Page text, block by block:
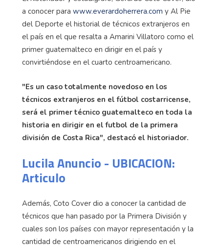
a conocer para www.everardoherrera.com y Al Pie
del Deporte el historial de técnicos extranjeros en
el país en el que resalta a Amarini Villatoro como el
primer guatemalteco en dirigir en el país y
convirtiéndose en el cuarto centroamericano.
"Es un caso totalmente novedoso en los
técnicos extranjeros en el fútbol costarricense,
será el primer técnico guatemalteco en toda la
historia en dirigir en el futbol de la primera
división de Costa Rica", destacó el historiador.
Lucila Anuncio - UBICACION:
Articulo
Además, Coto Cover dio a conocer la cantidad de
técnicos que han pasado por la Primera División y
cuales son los países con mayor representación y la
cantidad de centroamericanos dirigiendo en el